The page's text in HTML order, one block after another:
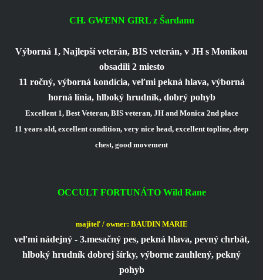
CH. GWENN GIRL z Šardanu
Výborná 1, Najlepší veterán, BIS veterán, v JH s Monikou
obsadili 2 miesto
11 ročný, výborná kondícia, veľmi pekná hlava, výborná
horná línia, hlboký hrudník, dobrý pohyb
Excellent 1, Best Veteran, BIS veteran, JH and Monica 2nd place
11 years old, excellent condition, very nice head, excellent topline, deep
chest, good movement
OCCULT FORTUNÁTO Wild Rane
majiteľ / owner: BAUDIN MARIE
veľmi nádejný - 3.mesačný pes, pekná hlava, pevný chrbát,
hlboký hrudník dobrej šírky, výborne zauhlený, pekný
pohyb